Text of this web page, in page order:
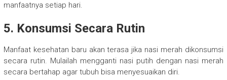
manfaatnya setiap hari.
5. Konsumsi Secara Rutin
Manfaat kesehatan baru akan terasa jika nasi merah dikonsumsi
secara rutin. Mulailah mengganti nasi putih dengan nasi merah
secara bertahap agar tubuh bisa menyesuaikan diri.